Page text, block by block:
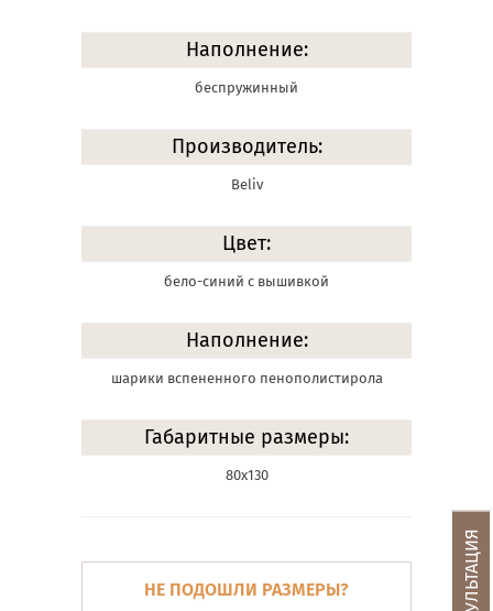
Наполнение:
беспружинный
Производитель:
Beliv
Цвет:
бело-синий с вышивкой
Наполнение:
шарики вспененного пенополистирола
Габаритные размеры:
80х130
НЕ ПОДОШЛИ РАЗМЕРЫ?